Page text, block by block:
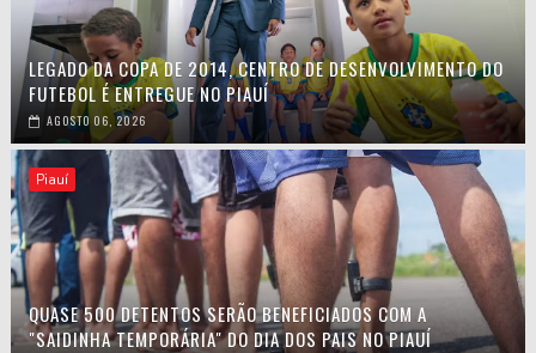
LEGADO DA COPA DE 2014, CENTRO DE DESENVOLVIMENTO DO
FUTEBOL É ENTREGUE NO PIAUÍ
AGOSTO 06, 2026
Piauí
QUASE 500 DETENTOS SERÃO BENEFICIADOS COM A
"SAIDINHA TEMPORÁRIA" DO DIA DOS PAIS NO PIAUÍ